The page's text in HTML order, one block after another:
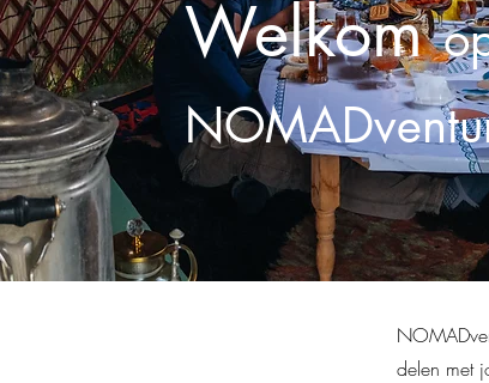
Welkom
delen met